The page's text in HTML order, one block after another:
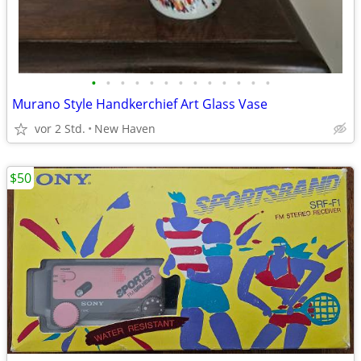
• • • • • • • • • • • • •
Murano Style Handkerchief Art Glass Vase
vor 2 Std. New Haven
$50